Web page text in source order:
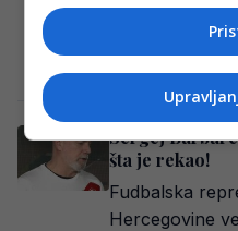
Hercegovina
Sergej
šta je rekao!
Fudbalska
Hercegovine